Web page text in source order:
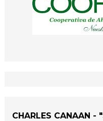
CHARLES CANAAN -